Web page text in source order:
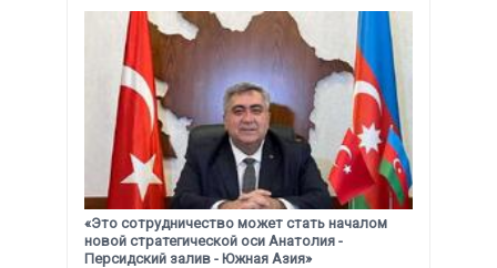
«Это сотрудничество может стать началом
новой стратегической оси Анатолия -
Персидский залив - Южная Азия»